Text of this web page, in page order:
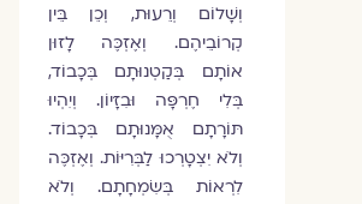
וְשָׁלוֹם וְרֵעוּת, וְכֵן בֵּין
קְרוֹבֵיהֶם. וְאֶזְכֶּה לָזוּן
אוֹתָם בְּקַטְנוּתָם בְּכָבוֹד,
בְּלִי חֶרְפָּה וּבִזָּיוֹן. וְיִהְיוּ
תּוֹרָתָם אֻמָּנוּתָם בְּכָבוֹד.
וְלֹא יִצְטָרְכוּ לַבְּרִיּוֹת. וְאֶזְכֶּה
לִרְאוֹת בְּשִׂמְחָתָם. וְלֹא